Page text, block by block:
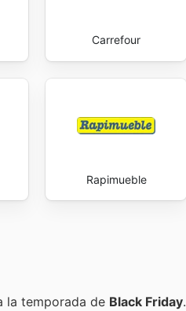
Carrefour
Rapimueble
la temporada de Black Friday.